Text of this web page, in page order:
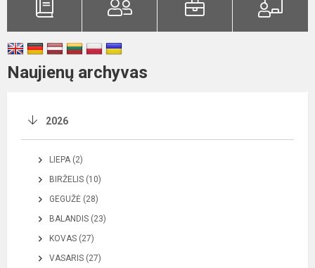
Naujienų archyvas
2026
LIEPA (2)
BIRŽELIS (10)
GEGUŽĖ (28)
BALANDIS (23)
KOVAS (27)
VASARIS (27)